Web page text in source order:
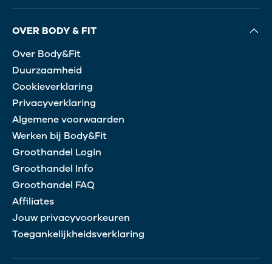
OVER BODY & FIT
Over Body&Fit
Duurzaamheid
Cookieverklaring
Privacyverklaring
Algemene voorwaarden
Werken bij Body&Fit
Groothandel Login
Groothandel Info
Groothandel FAQ
Affiliates
Jouw privacyvoorkeuren
Toegankelijkheidsverklaring